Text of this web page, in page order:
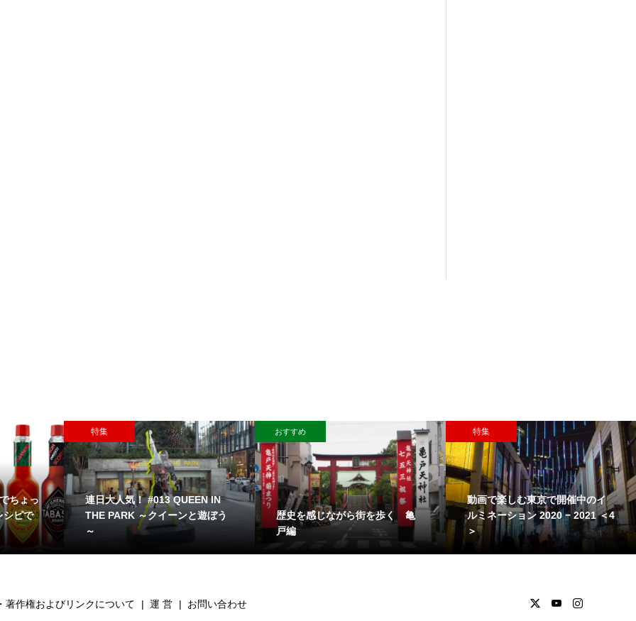
ちょっ
ピで
特集
連日大人気！ #013 QUEEN IN
THE PARK ～クイーンと遊ぼう
～
おすすめ
歴史を感じながら街を歩く 亀
戸編
特集
動画で楽しむ東京で開催中のイ
ルミネーション 2020 − 2021 ＜4
＞
著作権およびリンクについて 運 営 お問い合わせ